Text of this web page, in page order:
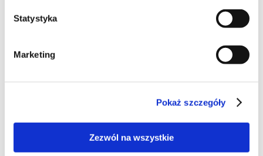
Statystyka
Marketing
Pokaż szczegóły
Zezwól na wszystkie
80g gorzkiej czekolady min. 70%